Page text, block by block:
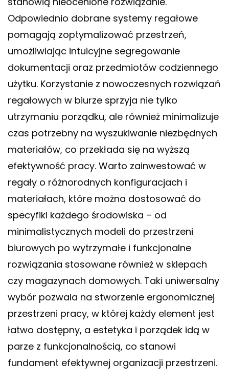
Odpowiednio dobrane systemy regałowe
pomagają zoptymalizować przestrzeń,
umożliwiając intuicyjne segregowanie
dokumentacji oraz przedmiotów codziennego
użytku. Korzystanie z nowoczesnych rozwiązań
regałowych w biurze sprzyja nie tylko
utrzymaniu porządku, ale również minimalizuje
czas potrzebny na wyszukiwanie niezbędnych
materiałów, co przekłada się na wyższą
efektywność pracy. Warto zainwestować w
regały o różnorodnych konfiguracjach i
materiałach, które można dostosować do
specyfiki każdego środowiska – od
minimalistycznych modeli do przestrzeni
biurowych po wytrzymałe i funkcjonalne
rozwiązania stosowane również w sklepach
czy magazynach domowych. Taki uniwersalny
wybór pozwala na stworzenie ergonomicznej
przestrzeni pracy, w której każdy element jest
łatwo dostępny, a estetyka i porządek idą w
parze z funkcjonalnością, co stanowi
fundament efektywnej organizacji przestrzeni.